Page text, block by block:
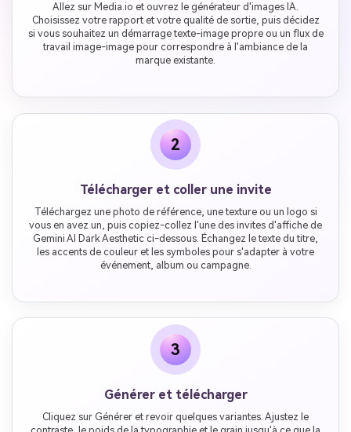
Allez sur Media.io et ouvrez le générateur d'images IA.
Choisissez votre rapport et votre qualité de sortie, puis décidez
si vous souhaitez un démarrage texte-image propre ou un flux de
travail image-image pour correspondre à l'ambiance de la
marque existante.
2
Télécharger et coller une invite
Téléchargez une photo de référence, une texture ou un logo si
vous en avez un, puis copiez-collez l'une des invites d'affiche de
Gemini AI Dark Aesthetic ci-dessous. Échangez le texte du titre,
les accents de couleur et les symboles pour s'adapter à votre
événement, album ou campagne.
3
Générer et télécharger
Cliquez sur Générer et revoir quelques variantes. Ajustez le